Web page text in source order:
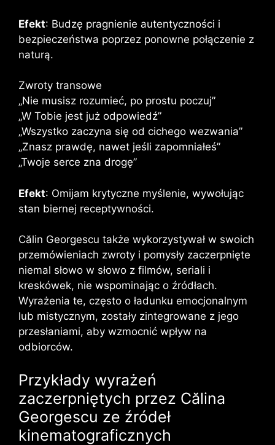
Efekt: Budzę pragnienie autentyczności i
bezpieczeństwa poprzez ponowne połączenie z
naturą.
Zwroty transowe
„Nie musisz rozumieć, po prostu poczuj”
„W Tobie jest już odpowiedź”
„Wszystko zaczyna się od cichego wezwania”
„Znasz prawdę, nawet jeśli zapomniałeś”
„Twoje serce zna drogę”
Efekt: Omijam krytyczne myślenie, wywołując
stan biernej receptywności.
Călin Georgescu także wykorzystywał w swoich
przemówieniach zwroty i pomysły zaczerpnięte
niemal słowo w słowo z filmów, seriali i
kreskówek, nie wspominając o źródłach.
Wyrażenia te, często o ładunku emocjonalnym
lub mistycznym, zostały zintegrowane z jego
przesłaniami, aby wzmocnić wpływ na
odbiorców.
Przykłady wyrażeń
zaczerpniętych przez Călina
Georgescu ze źródeł
kinematograficznych